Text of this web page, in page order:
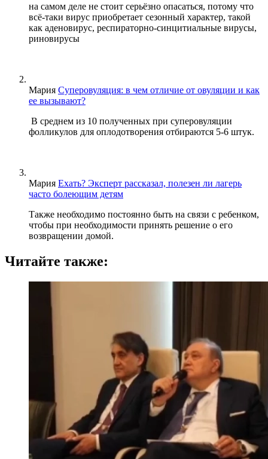
на самом деле не стоит серьёзно опасаться, потому что
всё-таки вирус приобретает сезонный характер, такой
как аденовирус, респираторно-синцитиальные вирусы,
риновирусы
Мария Суперовуляция: в чем отличие от овуляции и как
ее вызывают?
В среднем из 10 полученных при суперовуляции
фолликулов для оплодотворения отбираются 5-6 штук.
Мария Ехать? Эксперт рассказал, полезен ли лагерь
часто болеющим детям
Также необходимо постоянно быть на связи с ребенком,
чтобы при необходимости принять решение о его
возвращении домой.
Читайте также: